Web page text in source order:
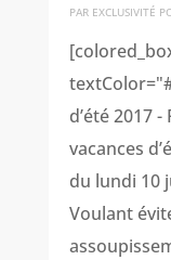
PAR EXCLUSIVITÉ
d’été 2017
vacances
du lundi 10
Voulant